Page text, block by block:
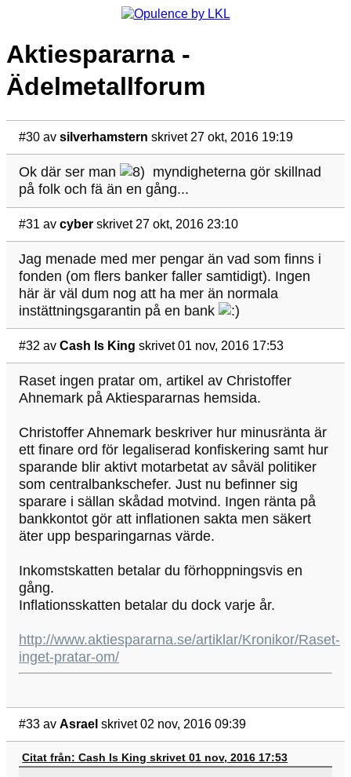
Aktiespararna -
Ädelmetallforum
#30 av silverhamstern skrivet 27 okt, 2016 19:19
Ok där ser man
myndigheterna gör skillnad
på folk och fä än en gång...
#31 av cyber skrivet 27 okt, 2016 23:10
Jag menade med mer pengar än vad som finns i
fonden (om flers banker faller samtidigt). Ingen
här är väl dum nog att ha mer än normala
instättningsgarantin på en bank
#32 av Cash Is King skrivet 01 nov, 2016 17:53
Raset ingen pratar om, artikel av Christoffer
Ahnemark på Aktiespararnas hemsida.
Christoffer Ahnemark beskriver hur minusränta är
ett finare ord för legaliserad konfiskering samt hur
sparande blir aktivt motarbetat av såväl politiker
som centralbankschefer. Just nu befinner sig
sparare i sällan skådad motvind. Ingen ränta på
bankkontot gör att inflationen sakta men säkert
äter upp besparingarnas värde.
Inkomstskatten betalar du förhoppningsvis en
gång.
Inflationsskatten betalar du dock varje år.
http://www.aktiespararna.se/artiklar/Kronikor/Raset-
inget-pratar-om/
#33 av Asrael skrivet 02 nov, 2016 09:39
Citat från: Cash Is King skrivet 01 nov, 2016 17:53